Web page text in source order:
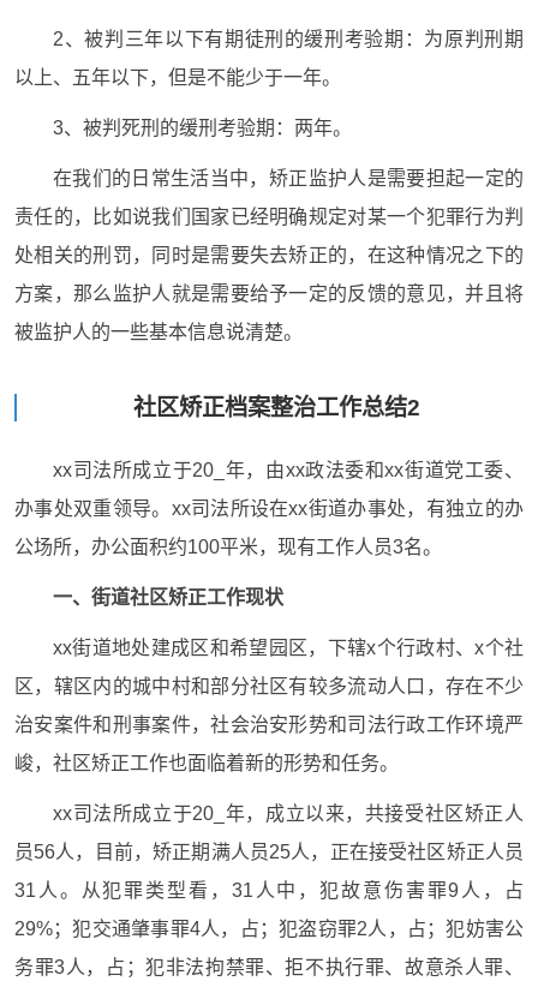
2、被判三年以下有期徒刑的缓刑考验期：为原判刑期
以上、五年以下，但是不能少于一年。
3、被判死刑的缓刑考验期：两年。
在我们的日常生活当中，矫正监护人是需要担起一定的
责任的，比如说我们国家已经明确规定对某一个犯罪行为判
处相关的刑罚，同时是需要失去矫正的，在这种情况之下的
方案，那么监护人就是需要给予一定的反馈的意见，并且将
被监护人的一些基本信息说清楚。
社区矫正档案整治工作总结2
xx司法所成立于20_年，由xx政法委和xx街道党工委、
办事处双重领导。xx司法所设在xx街道办事处，有独立的办
公场所，办公面积约100平米，现有工作人员3名。
一、街道社区矫正工作现状
xx街道地处建成区和希望园区，下辖x个行政村、x个社
区，辖区内的城中村和部分社区有较多流动人口，存在不少
治安案件和刑事案件，社会治安形势和司法行政工作环境严
峻，社区矫正工作也面临着新的形势和任务。
xx司法所成立于20_年，成立以来，共接受社区矫正人
员56人，目前，矫正期满人员25人，正在接受社区矫正人员
31人。从犯罪类型看，31人中，犯故意伤害罪9人，占
29%；犯交通肇事罪4人，占；犯盗窃罪2人，占；犯妨害公
务罪3人，占；犯非法拘禁罪、拒不执行罪、故意杀人罪、